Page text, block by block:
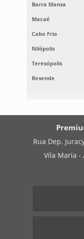
Barra Mansa
Macaé
Cabo Frio
Nilópolis
Teresópolis
Resende
Rua Dep.
Vila Maria -